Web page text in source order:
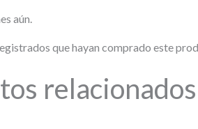
aún.
que hayan comprado este
relacionados